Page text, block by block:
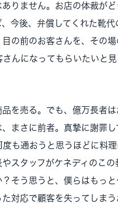
りません。お店の体裁が
今後、弁償してくれた靴代
の前のお客さんを、その
んになってもらいたいと
を売る。でも、億万長者
まさに前者。真摯に謝罪
も通おうと思うほどに料
スタッフがケネディのこの
そう思うと、僕らはもっ
対応で顧客を失ってしまう